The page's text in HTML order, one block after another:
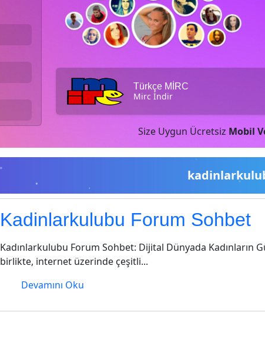
Türkçe MİRC
Mirc İndir
Size Uygun Ücretsiz Mobil
Kadinlarkulubu Forum Sohbet
Kadınlarkulubu Forum Sohbet: Dijital Dünyada Kadınların
birlikte, internet üzerinde çeşitli...
Devamını Oku